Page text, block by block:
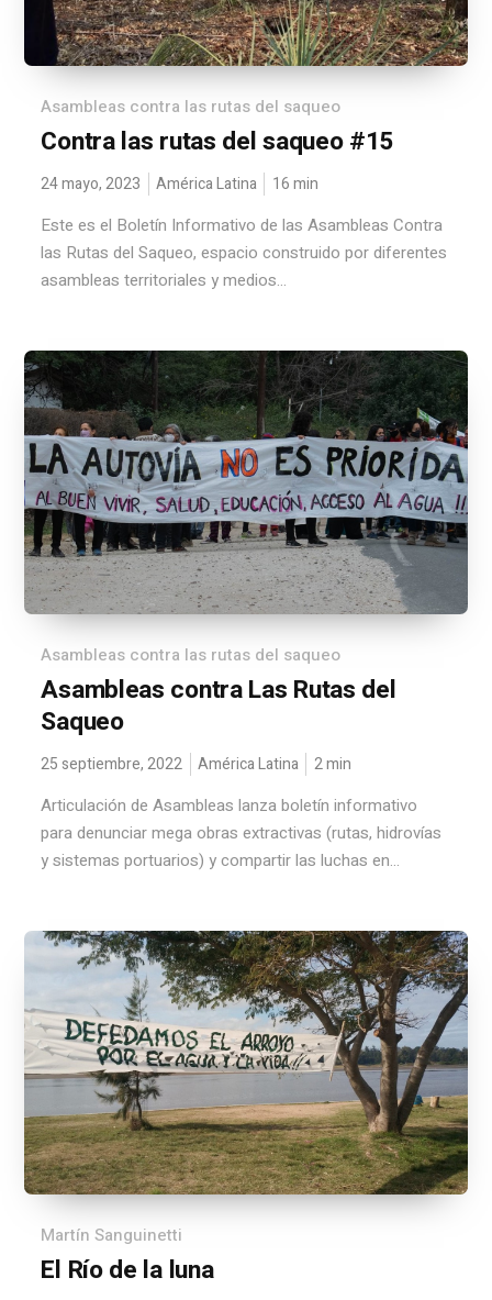
Asambleas contra las rutas del saqueo
Contra las rutas del saqueo #15
24 mayo, 2023 América Latina 16 min
Este es el Boletín Informativo de las Asambleas Contra
las Rutas del Saqueo, espacio construido por diferentes
asambleas territoriales y medios...
Asambleas contra las rutas del saqueo
Asambleas contra Las Rutas del
Saqueo
25 septiembre, 2022 América Latina 2min
Articulación de Asambleas lanza boletín informativo
para denunciar mega obras extractivas (rutas, hidrovías
y sistemas portuarios) y compartir las luchas en...
Martín Sanguinetti
El Río de la luna